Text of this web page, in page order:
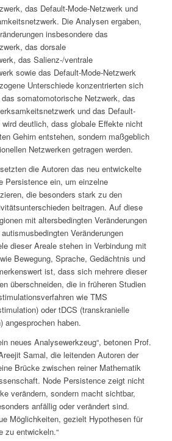
das Default-Mode-Netzwerk und
Die Analysen ergaben,
insbesondere das
das dorsale
das Salienz-/ventrale
sowie das Default-Mode-Netzwerk
Unterschiede konzentrierten sich
somatomotorische Netzwerk, das
und das Default-
deutlich, dass globale Effekte nicht
Gehirn entstehen, sondern maßgeblich
Netzwerken getragen werden.
die Autoren das neu entwickelte
Persistenceein, um einzelne
die besonders stark zu den
beitragen. Auf diese
mit altersbedingten Veränderungen
Veränderungen
dieser Areale stehen in Verbindung mit
Bewegung, Sprache, Gedächtnis und
ist, dass sich mehrere dieser
überschneiden, die in früheren Studien
wie TMS
oder tDCS (transkranielle
angesprochen haben.
neues Analysewerkzeug“, betonen Prof.
Samal, die leitenden Autoren der
Brücke zwischen reiner Mathematik
Node Persistence zeigt nicht
verändern, sondern macht sichtbar,
anfällig oder verändert sind.
Möglichkeiten, gezielt Hypothesen für
zu entwickeln.“